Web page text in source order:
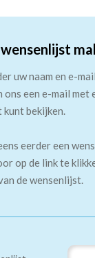
uw naam en e-
ons een e-mail met
bekijken.
eerder een
op de link te
de wensenlijst.